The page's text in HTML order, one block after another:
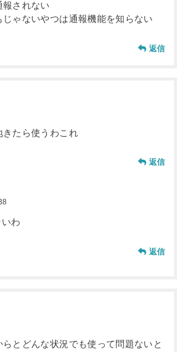
報されない
ゃないやつは通報機能を知らない
返信
きたら使うわこれ
返信
わ
返信
らとどんな状況でも使って問題ないと